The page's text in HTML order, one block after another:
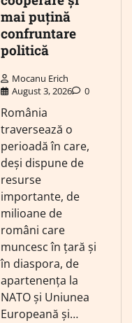
mai puțină
confruntare
politică
Mocanu Erich
August 3, 2026
0
România
traversează o
perioadă în care,
deși dispune de
resurse
importante, de
milioane de
români care
muncesc în țară și
în diaspora, de
apartenența la
NATO și Uniunea
Europeană și…